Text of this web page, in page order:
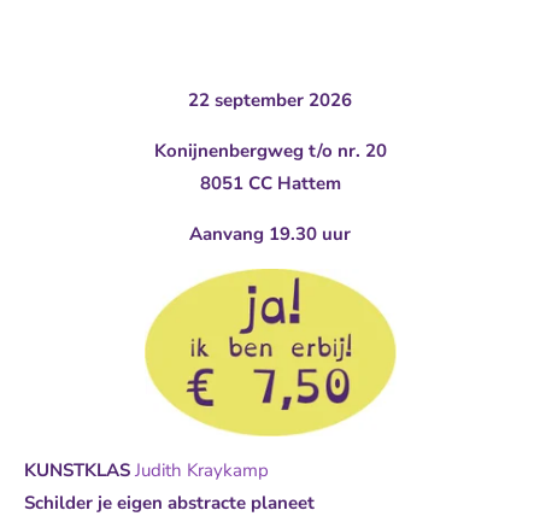
22 september 2026
Konijnenbergweg t/o nr. 20
8051 CC Hattem
Aanvang 19.30 uur
KUNSTKLAS Judith Kraykamp
Schilder je eigen abstracte planeet